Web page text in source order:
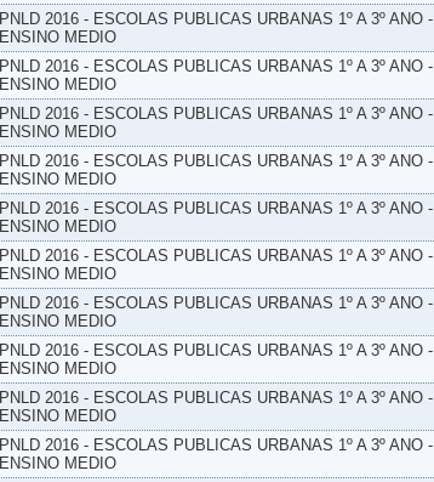
PNLD 2016 - ESCOLAS PUBLICAS URBANAS 1º A 3º ANO -
ENSINO MEDIO
PNLD 2016 - ESCOLAS PUBLICAS URBANAS 1º A 3º ANO -
ENSINO MEDIO
PNLD 2016 - ESCOLAS PUBLICAS URBANAS 1º A 3º ANO -
ENSINO MEDIO
PNLD 2016 - ESCOLAS PUBLICAS URBANAS 1º A 3º ANO -
ENSINO MEDIO
PNLD 2016 - ESCOLAS PUBLICAS URBANAS 1º A 3º ANO -
ENSINO MEDIO
PNLD 2016 - ESCOLAS PUBLICAS URBANAS 1º A 3º ANO -
ENSINO MEDIO
PNLD 2016 - ESCOLAS PUBLICAS URBANAS 1º A 3º ANO -
ENSINO MEDIO
PNLD 2016 - ESCOLAS PUBLICAS URBANAS 1º A 3º ANO -
ENSINO MEDIO
PNLD 2016 - ESCOLAS PUBLICAS URBANAS 1º A 3º ANO -
ENSINO MEDIO
PNLD 2016 - ESCOLAS PUBLICAS URBANAS 1º A 3º ANO -
ENSINO MEDIO